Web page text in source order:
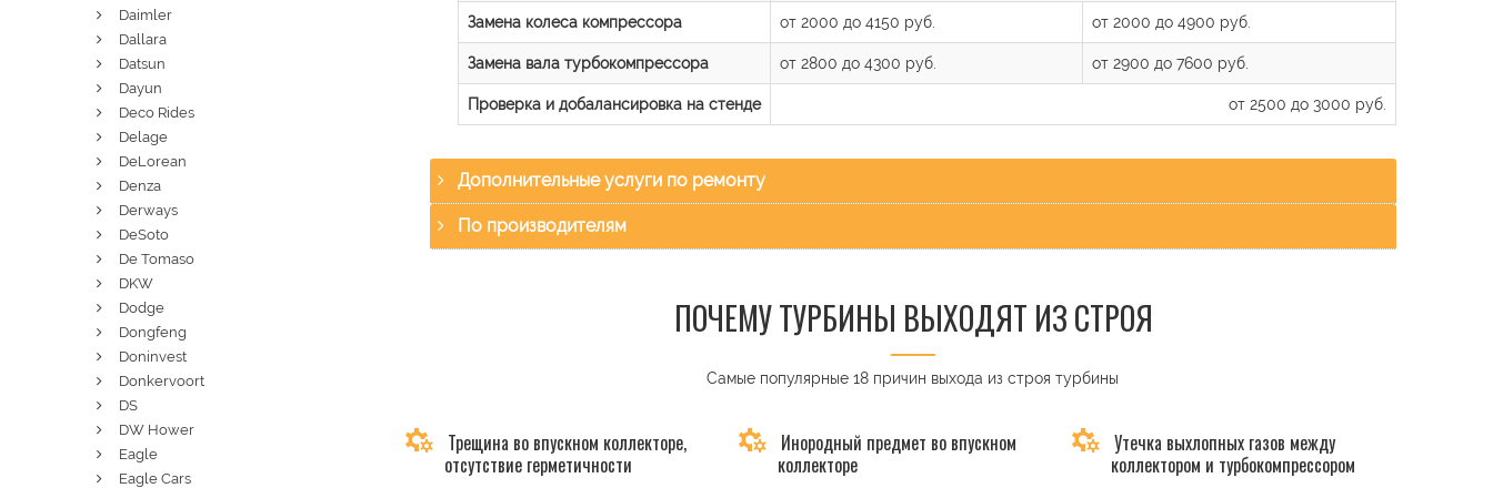
Замена колеса компрессора от 2000 до 4150 руб. от 2000 до 4900 руб.
Замена вала турбокомпрессора от 2800 до 4300 руб. от 2900 до 7600 руб.
Проверка и добалансировка на стенде от 2500 до 3000 руб.
Дополнительные услуги по ремонту
По производителям
ПОЧЕМУ ТУРБИНЫ ВЫХОДЯТ ИЗ СТРОЯ
Самые популярные 18 причин выхода из строя турбины
Трещина во впускном коллекторе,
отсутствие герметичности
Инородный предмет во впускном
коллекторе
Утечка выхлопных газов между
коллектором и турбокомпрессором
Daimler
Dallara
Datsun
Dayun
Deco Rides
Delage
DeLorean
Denza
Derways
DeSoto
De Tomaso
DKW
Dodge
Dongfeng
Doninvest
Donkervoort
DS
DW Hower
Eagle
Eagle Cars